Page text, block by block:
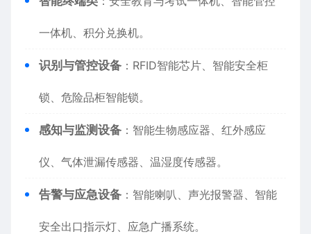
一体机、积分兑换机。
识别与管控设备 ：RFID智能芯片、智能安全柜
锁、危险品柜智能锁。
感知与监测设备 ：智能生物感应器、红外感应
仪、气体泄漏传感器、温湿度传感器。
告警与应急设备 ：智能喇叭、声光报警器、智能
安全出口指示灯、应急广播系统。